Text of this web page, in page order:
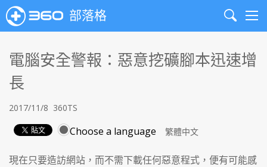
部落格
Search
電腦安全警報：惡意挖礦腳本迅速增
長
2017/11/8 360TS
Choose a language
現在只要造訪網站，而不需下載任何惡意程式，便有可能感